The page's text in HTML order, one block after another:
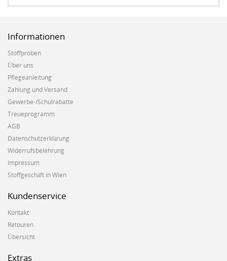
Informationen
Stoffproben
Über uns
Pflegeanleitung
Zahlung und Versand
Gewerbe-/Schulrabatte
Treueprogramm
AGB
Datenschutzerklärung
Widerrufsbelehrung
Impressum
Stoffgeschäft in Wien
Kundenservice
Kontakt
Retouren
Übersicht
Extras